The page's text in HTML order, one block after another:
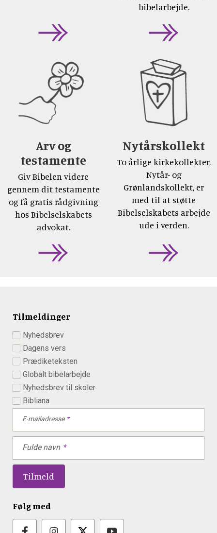
bibelarbejde.
Arv og
testamente
Giv Bibelen videre
gennem dit testamente
og få gratis rådgivning
hos Bibelselskabets
advokat.
Nytårskollekt
To årlige kirkekollekter,
Nytår- og
Grønlandskollekt, er
med til at støtte
Bibelselskabets arbejde
ude i verden.
Tilmeldinger
Nyhedsbrev
Dagens vers
Prædiketeksten
Globalt bibelarbejde
Nyhedsbrev til skoler
Bibliana
E-mailadresse
Fulde navn
Følg med